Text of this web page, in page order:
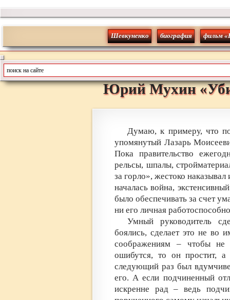
Шевкуненко биография фильм
Юрий Мухин«
Думаю, к примеру, что
упомянутый Лазарь
Пока правительство
рельсы, шпалы,
за горло», жестоко
началась война,
было обеспечивать за счет
ни его личная
Умный руководитель
боялись, сделает это не во
соображениям – чтобы не
ошибутся, то он простит,
следующий раз был
его. А если подчиненный
искренне рад – ведь